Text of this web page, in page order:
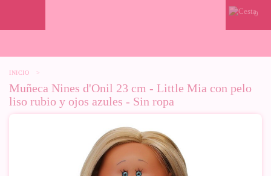
0
INICIO >
Muñeca Nines d'Onil 23 cm - Little Mia con pelo
liso rubio y ojos azules - Sin ropa